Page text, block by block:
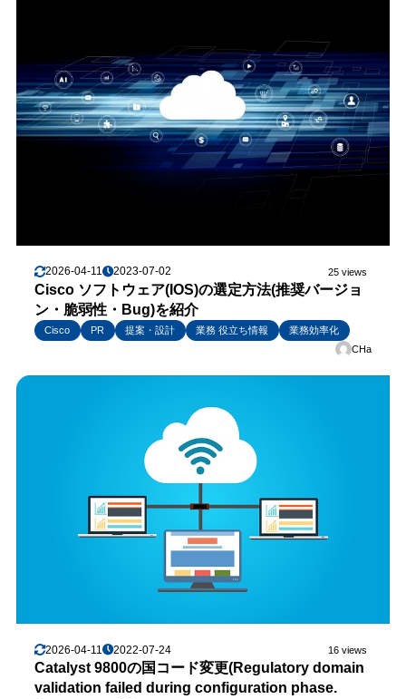
2026-04-11 2023-07-02 25 views
Cisco ソフトウェア(IOS)の選定方法(推奨バージョ
ン・脆弱性・Bug)を紹介
Cisco PR 提案・設計 業務 役立ち情報
業務効率化
CHa
2026-04-11 2022-07-24 16 views
Catalyst 9800の国コード変更(Regulatory domain
validation failed during configuration phase.